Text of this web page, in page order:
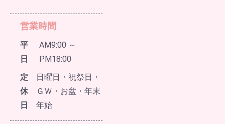
営業時間
平
日
AM9:00 ～
PM18:00
定
休
日
日曜日・祝祭日・
ＧＷ・お盆・年末
年始